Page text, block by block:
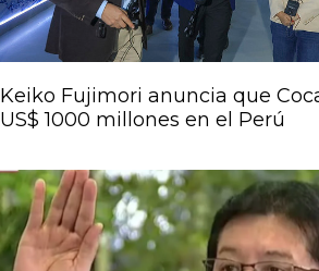
Keiko Fujimori anuncia que
US$ 1000 millones en el Perú